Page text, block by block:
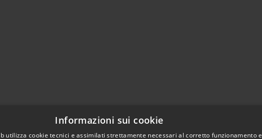
Informazioni sui cookie
utilizza cookie tecnici e assimilati strettamente necessari al corretto funzionamento e